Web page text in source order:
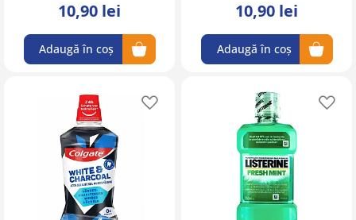
10,90 lei
Adaugă în coș
10,90 lei
Adaugă în coș
Adaugă în lista de favorite